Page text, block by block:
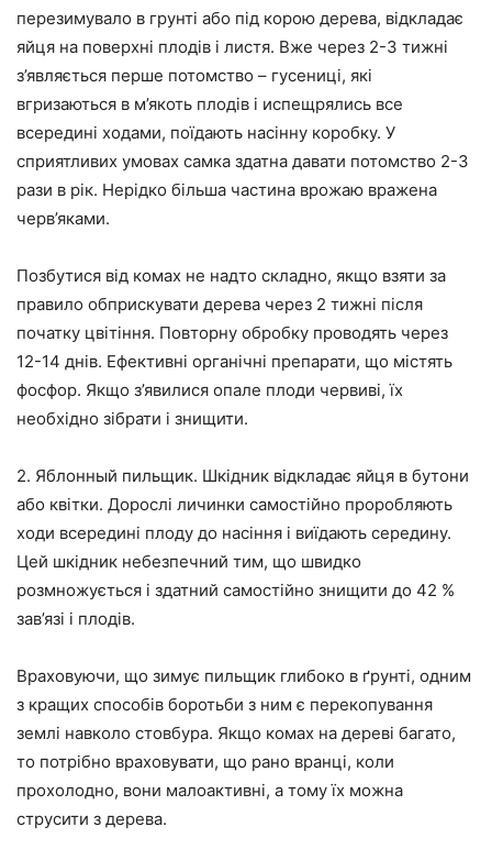
перезимувало в грунті або під корою дерева, відкладає
яйця на поверхні плодів і листя. Вже через 2-3 тижні
з’являється перше потомство – гусениці, які
вгризаються в м’якоть плодів і испещрялись все
всередині ходами, поїдають насінну коробку. У
сприятливих умовах самка здатна давати потомство 2-3
рази в рік. Нерідко більша частина врожаю вражена
черв’яками.
Позбутися від комах не надто складно, якщо взяти за
правило обприскувати дерева через 2 тижні після
початку цвітіння. Повторну обробку проводять через
12-14 днів. Ефективні органічні препарати, що містять
фосфор. Якщо з’явилися опале плоди червиві, їх
необхідно зібрати і знищити.
2. Яблонный пильщик. Шкідник відкладає яйця в бутони
або квітки. Дорослі личинки самостійно проробляють
ходи всередині плоду до насіння і виїдають середину.
Цей шкідник небезпечний тим, що швидко
розмножується і здатний самостійно знищити до 42 %
зав’язі і плодів.
Враховуючи, що зимує пильщик глибоко в ґрунті, одним
з кращих способів боротьби з ним є перекопування
землі навколо стовбура. Якщо комах на дереві багато,
то потрібно враховувати, що рано вранці, коли
прохолодно, вони малоактивні, а тому їх можна
струсити з дерева.